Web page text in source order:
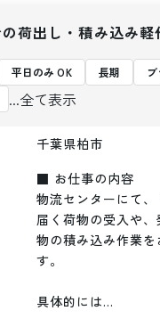
荷出し・積み込み軽
平日のみ OK 長期
...全て表示
千葉県柏市
■ お仕事の内容
物流センターにて
届く荷物の受入や
物の積み込み作業を
す。
具体的には…